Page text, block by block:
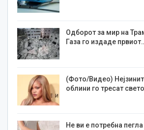
Одборот за мир на
Газа го издаде
(Фото/Видео)
облини го тресат
Не ви е потребна